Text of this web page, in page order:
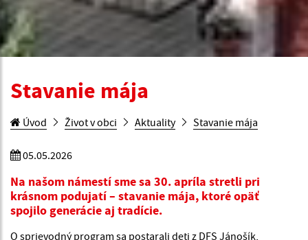
Stavanie mája
Úvod Život v obci Aktuality Stavanie mája
05.05.2026
Na našom námestí sme sa 30. apríla stretli pri
krásnom podujatí – stavanie mája, ktoré opäť
spojilo generácie aj tradície.
O sprievodný program sa postarali deti z DFS Jánošík,